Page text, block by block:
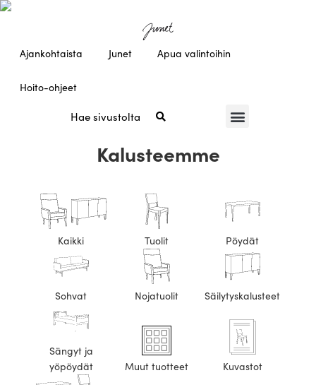
Ajankohtaista Junet Apua valintoihin
Hoito-ohjeet
Kalusteemme
Kaikki Tuolit Pöydät
Sohvat Nojatuolit Säilytyskalusteet
Sängyt ja
yöpöydät
Muut tuotteet Kuvastot